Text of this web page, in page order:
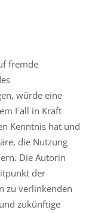
fremde
würde eine
Fall in Kraft
Kenntnis hat und
die Nutzung
Die Autorin
der
zu verlinkenden
zukünftige